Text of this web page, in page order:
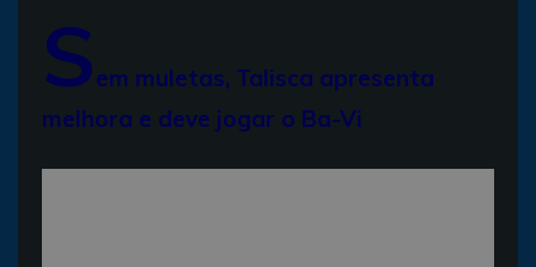
Sem muletas, Talisca apresenta
melhora e deve jogar o Ba-Vi